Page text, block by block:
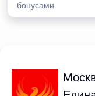
бонусами